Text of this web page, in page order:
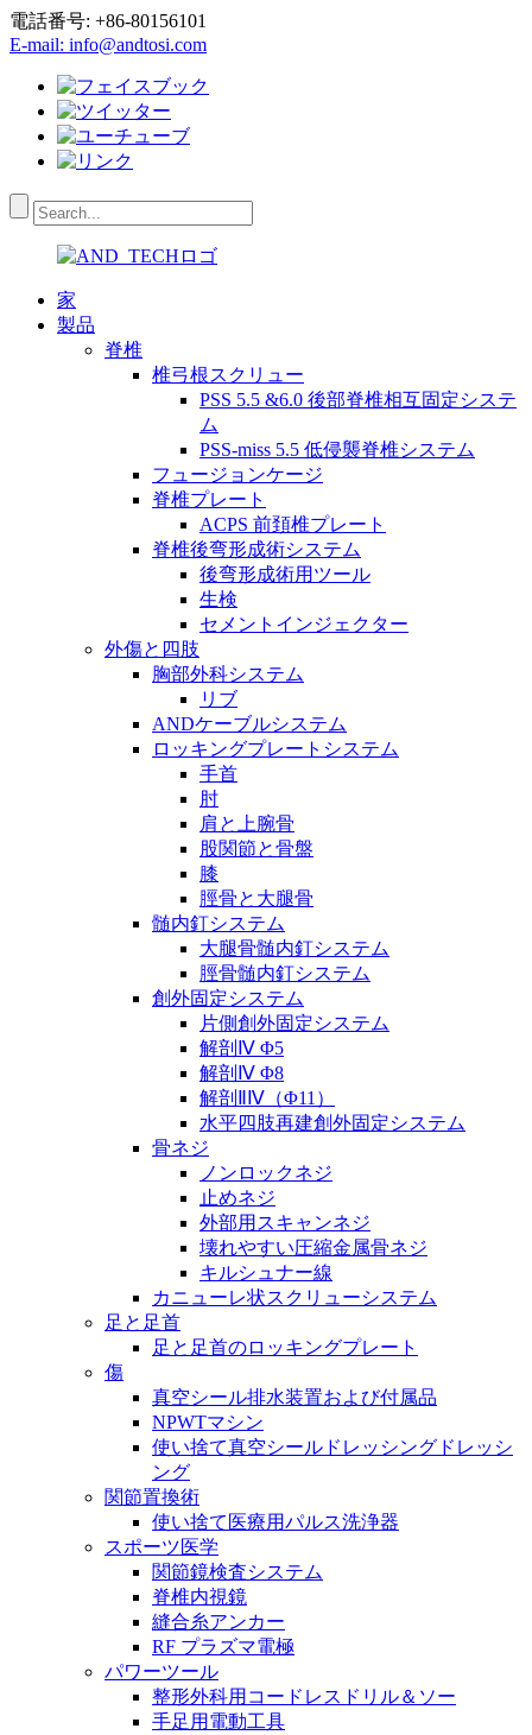
電話番号: +86-80156101
E-mail: info@andtosi.com
家
製品
脊椎
椎弓根スクリュー
PSS 5.5 &6.0 後部脊椎相互固定システ
ム
PSS-miss 5.5 低侵襲脊椎システム
フュージョンケージ
脊椎プレート
ACPS 前頚椎プレート
脊椎後弯形成術システム
後弯形成術用ツール
生検
セメントインジェクター
外傷と四肢
胸部外科システム
リブ
ANDケーブルシステム
ロッキングプレートシステム
手首
肘
肩と上腕骨
股関節と骨盤
膝
脛骨と大腿骨
髄内釘システム
大腿骨髄内釘システム
脛骨髄内釘システム
創外固定システム
片側創外固定システム
解剖Ⅳ Φ5
解剖Ⅳ Φ8
解剖ⅡⅣ（Φ11）
水平四肢再建創外固定システム
骨ネジ
ノンロックネジ
止めネジ
外部用スキャンネジ
壊れやすい圧縮金属骨ネジ
キルシュナー線
カニューレ状スクリューシステム
足と足首
足と足首のロッキングプレート
傷
真空シール排水装置および付属品
NPWTマシン
使い捨て真空シールドレッシングドレッシ
ング
関節置換術
使い捨て医療用パルス洗浄器
スポーツ医学
関節鏡検査システム
脊椎内視鏡
縫合糸アンカー
RF プラズマ電極
パワーツール
整形外科用コードレスドリル＆ソー
手足用電動工具